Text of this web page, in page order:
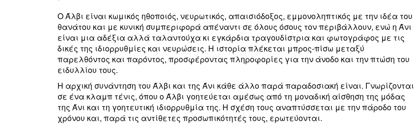
Ο Άλβι είναι κωμικός ηθοποιός, νευρωτικός, απαισιόδοξος, εμμονοληπτικός με την ιδέα του
θανάτου και με κυνική συμπεριφορά απέναντι σε όλους όσους τον περιβάλλουν, ενώ η Άνι
είναι μια αδέξια αλλά ταλαντούχα κι εγκάρδια τραγουδίστρια και φωτογράφος με τις
δικές της ιδιορρυθμίες και νευρώσεις. Η ιστορία πλέκεται μπρος-πίσω μεταξύ
παρελθόντος και παρόντος, προσφέροντας πληροφορίες για την άνοδο και την πτώση του
ειδυλλίου τους.
Η αρχική συνάντηση του Άλβι και της Άνι κάθε άλλο παρά παραδοσιακή είναι. Γνωρίζονται
σε ένα κλαμπ τένις, όπου ο Άλβι γοητεύεται αμέσως από τη μοναδική αίσθηση της μόδας
της Άνι και τη γοητευτική ιδιορρυθμία της. Η σχέση τους αναπτύσσεται με την πάροδο του
χρόνου και, παρά τις αντίθετες προσωπικότητές τους, ερωτεύονται.